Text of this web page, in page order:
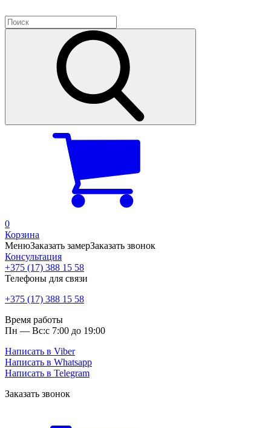
0
Корзина
МенюЗаказать замерЗаказать звонок
Консультация
+375 (17) 388 15 58
Телефоны для связи
+375 (17) 388 15 58
Время работы
Пн — Вс:с 7:00 до 19:00
Написать в Viber
Написать в Whatsapp
Написать в Telegram
Заказать звонок